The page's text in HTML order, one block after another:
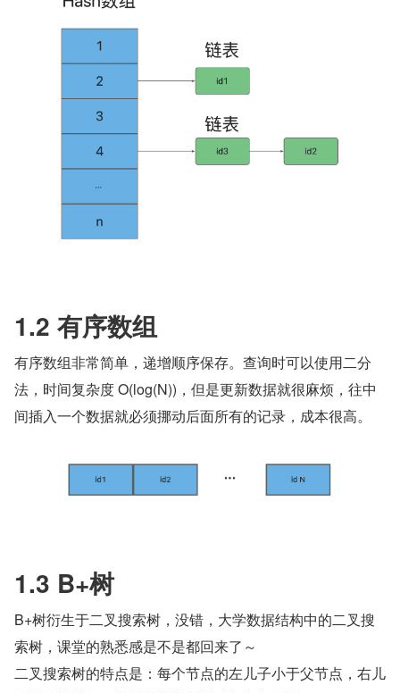
1.2 有序数组
有序数组非常简单，递增顺序保存。查询时可以使用二分
法，时间复杂度 O(log(N))，但是更新数据就很麻烦，往中
间插入一个数据就必须挪动后面所有的记录，成本很高。
1.3 B+树
B+树衍生于二叉搜索树，没错，大学数据结构中的二叉搜
索树，课堂的熟悉感是不是都回来了～
二叉搜索树的特点是：每个节点的左儿子小于父节点，右儿